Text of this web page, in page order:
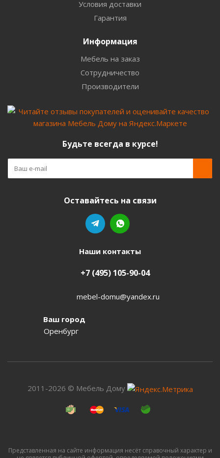
Условия доставки
Гарантия
Информация
Мебель на заказ
Сотрудничество
Производители
Будьте всегда в курсе!
Оставайтесь на связи
Наши контакты
+7 (495) 105-90-04
mebel-domu@yandex.ru
Ваш город
Оренбург
2011-2026 © Мебель Дому
Представленная на сайте информация несёт справочный характер и